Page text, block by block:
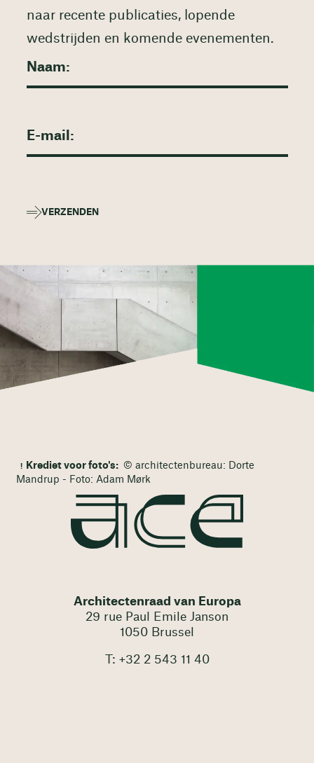
naar recente publicaties, lopende
wedstrijden en komende evenementen.
VERZENDEN
Krediet voor foto's: © architectenbureau: Dorte
Mandrup - Foto: Adam Mørk
Architectenraad van Europa
29 rue Paul Emile Janson
1050 Brussel
T: +32 2 543 11 40